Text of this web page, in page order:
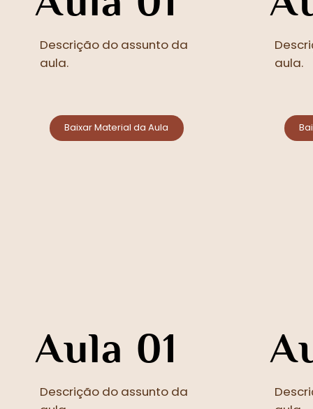
Descrição do assunto da
aula.
Baixar Material da Aula
aula.
Aula 01
Descrição do assunto da